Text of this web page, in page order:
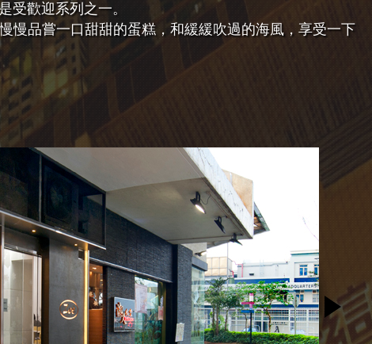
受歡迎系列之一。
慢品嘗一口甜甜的蛋糕，和緩緩吹過的海風，享受一下